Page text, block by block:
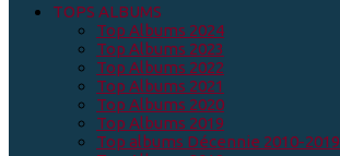
TOPS ALBUMS
Top Albums 2024
Top Albums 2023
Top Albums 2022
Top Albums 2021
Top Albums 2020
Top Albums 2019
Top albums Décennie 2010-2019